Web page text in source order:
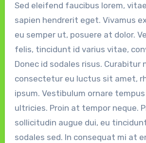
Sed eleifend faucibus lorem,
sapien hendrerit eget. Vivamus
eu semper ut, posuere at dolor.
felis, tincidunt id varius vitae,
Donec id sodales risus. Curabitur
consectetur eu luctus sit amet,
ipsum. Vestibulum ornare
ultricies. Proin at tempor neque.
sollicitudin augue dui, eu
sodales sed. In consequat mi at